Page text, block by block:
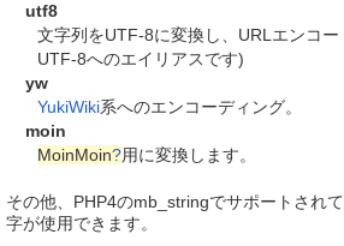
utf8
文字列をUTF-8に変換し、URLエンコ
UTF-8へのエイリアスです)
yw
YukiWiki系へのエンコーディング。
moin
MoinMoin?用に変換します。
その他、PHP4のmb_stringでサポートされ
字が使用できます。